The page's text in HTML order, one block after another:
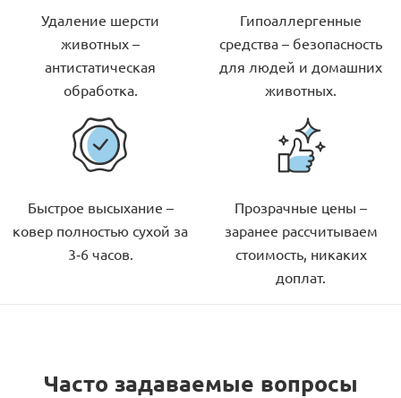
Удаление шерсти
животных –
антистатическая
обработка.
Гипоаллергенные
средства – безопасность
для людей и домашних
животных.
Быстрое высыхание –
ковер полностью сухой за
3-6 часов.
Прозрачные цены –
заранее рассчитываем
стоимость, никаких
доплат.
Часто задаваемые вопросы